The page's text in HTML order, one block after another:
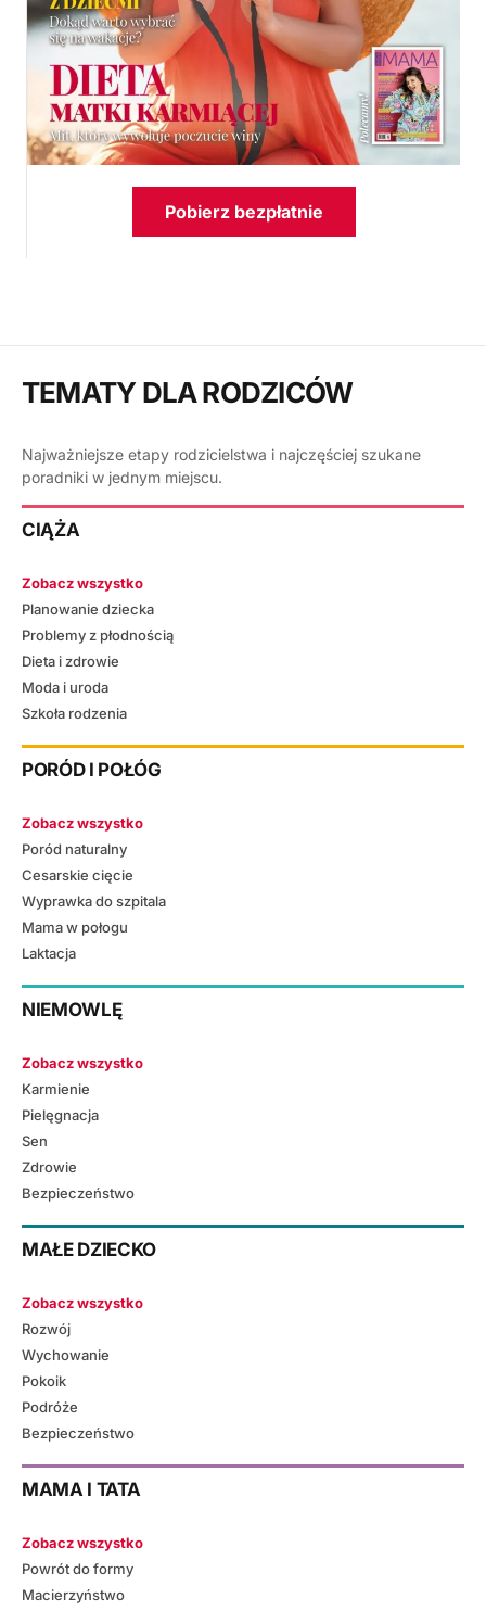
Pobierz bezpłatnie
TEMATY DLA RODZICÓW
Najważniejsze etapy rodzicielstwa i najczęściej szukane
poradniki w jednym miejscu.
CIĄŻA
Zobacz wszystko
Planowanie dziecka
Problemy z płodnością
Dieta i zdrowie
Moda i uroda
Szkoła rodzenia
PORÓD I POŁÓG
Zobacz wszystko
Poród naturalny
Cesarskie cięcie
Wyprawka do szpitala
Mama w połogu
Laktacja
NIEMOWLĘ
Zobacz wszystko
Karmienie
Pielęgnacja
Sen
Zdrowie
Bezpieczeństwo
MAŁE DZIECKO
Zobacz wszystko
Rozwój
Wychowanie
Pokoik
Podróże
Bezpieczeństwo
MAMA I TATA
Zobacz wszystko
Powrót do formy
Macierzyństwo